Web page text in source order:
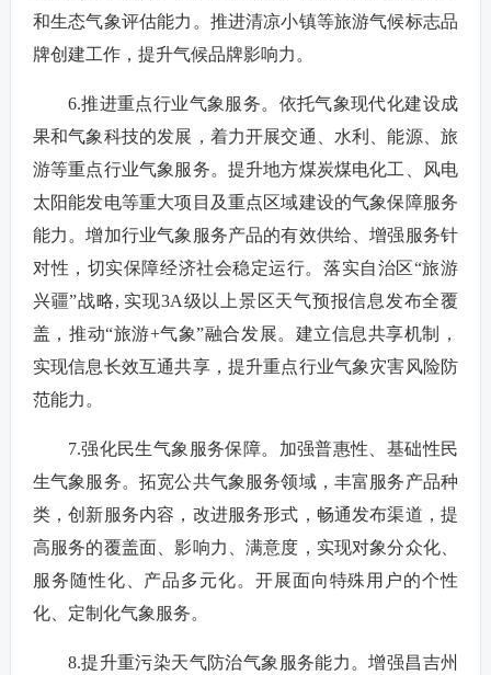
和生态气象评估能力。推进清凉小镇等旅游气候标志品
牌创建工作，提升气候品牌影响力。
6.推进重点行业气象服务。依托气象现代化建设成
果和气象科技的发展，着力开展交通、水利、能源、旅
游等重点行业气象服务。提升地方煤炭煤电化工、风电
太阳能发电等重大项目及重点区域建设的气象保障服务
能力。增加行业气象服务产品的有效供给、增强服务针
对性，切实保障经济社会稳定运行。落实自治区“旅游
兴疆”战略, 实现3A级以上景区天气预报信息发布全覆
盖，推动“旅游+气象”融合发展。建立信息共享机制，
实现信息长效互通共享，提升重点行业气象灾害风险防
范能力。
7.强化民生气象服务保障。加强普惠性、基础性民
生气象服务。拓宽公共气象服务领域，丰富服务产品种
类，创新服务内容，改进服务形式，畅通发布渠道，提
高服务的覆盖面、影响力、满意度，实现对象分众化、
服务随性化、产品多元化。开展面向特殊用户的个性
化、定制化气象服务。
8.提升重污染天气防治气象服务能力。增强昌吉州